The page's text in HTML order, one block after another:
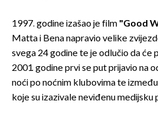
1997. godine izašao je film "Good
Matta i Bena napravio velike
svega 24 godine te je odlučio da će
2001. godine prvi se put prijavio na
noći po noćnim klubovima te
koje su izazivale neviđenu medijsku